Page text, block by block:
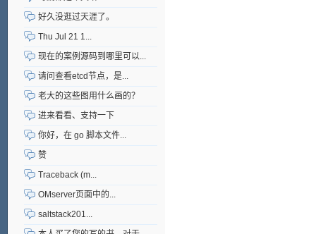
好久没逛过天涯了。
Thu Jul 21 1...
现在的案例源码到哪里可以...
请问查看etcd节点，是...
老大的这些图用什么画的？
进来看看、支持一下
你好，在 go 脚本文件...
赞
Traceback (m...
OMserver页面中的...
saltstack201...